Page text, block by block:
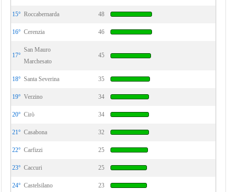
15° Roccabernarda 48
16° Cerenzia 46
17°
San Mauro
Marchesato
45
18° Santa Severina 35
19° Verzino 34
20° Cirò 34
21° Casabona 32
22° Carfizzi 25
23° Caccuri 25
24° Castelsilano 23